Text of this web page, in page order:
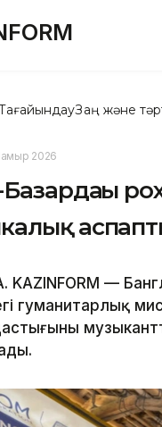
Заң және
2026
Базардағы
—
гуманитарлық